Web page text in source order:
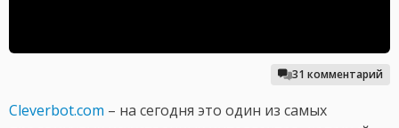
31 комментарий
Cleverbot.com – на сегодня это один из самых